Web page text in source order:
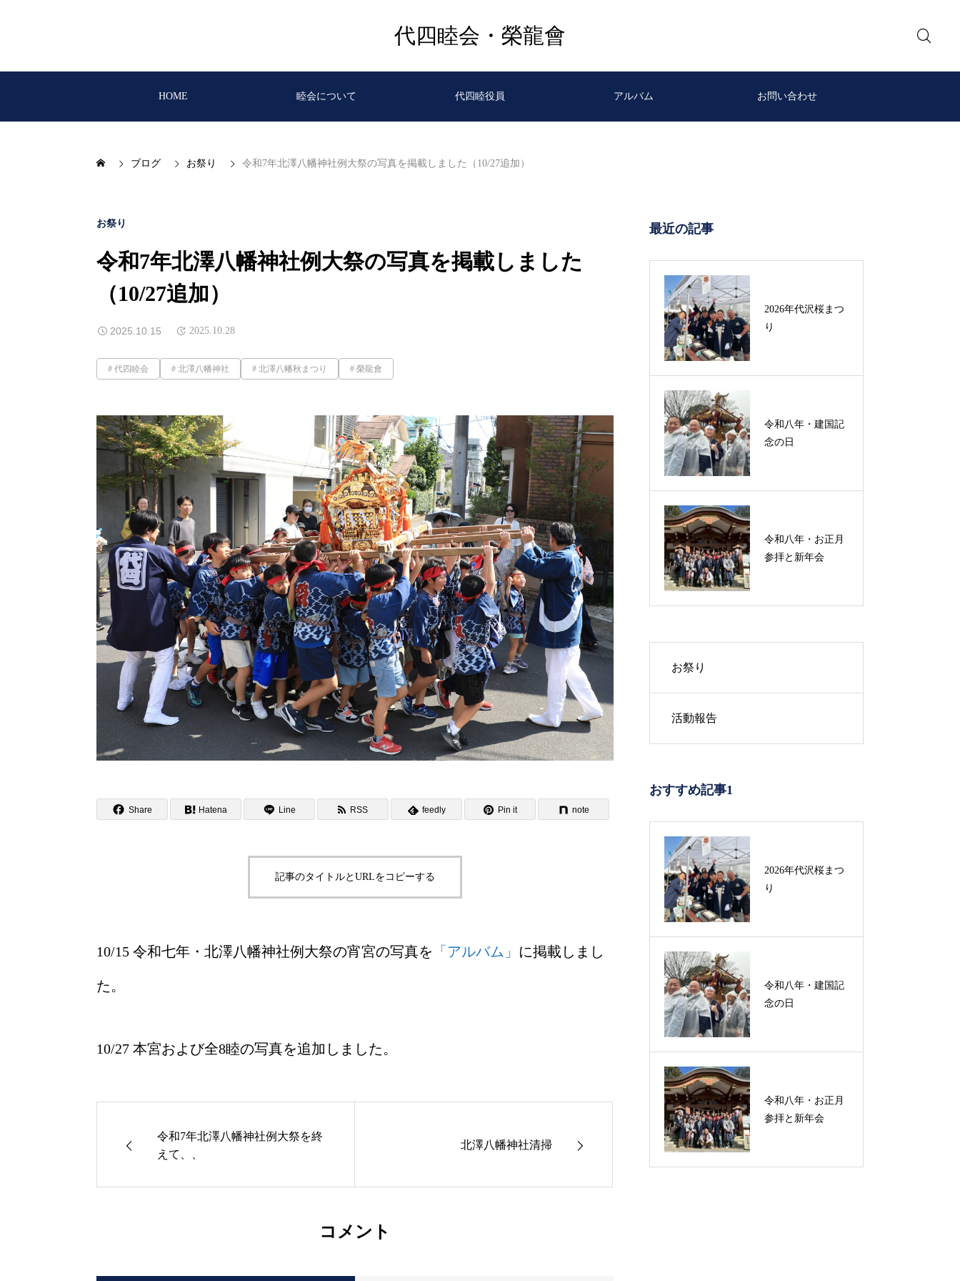
代四睦会・榮龍會
HOME 睦会について 代四睦役員 アルバム お問い合わせ
ブログ お祭り 令和7年北澤八幡神社例大祭の写真を掲載しました（10/27追加）
お祭り
令和7年北澤八幡神社例大祭の写真を掲載しました
（10/27追加）
2025.10.15 2025.10.28
代四睦会 北澤八幡神社 北澤八幡秋まつり 榮龍會
Share Hatena Line RSS feedly Pin it note
記事のタイトルとURLをコピーする
10/15 令和七年・北澤八幡神社例大祭の宵宮の写真を 「アルバム」 に掲載しまし
た。
10/27 本宮および全8睦の写真を追加しました。
令和7年北澤八幡神社例大祭を終
えて、、
北澤八幡神社清掃
コメント
最近の記事
2026年代沢桜まつ
り
令和八年・建国記
念の日
令和八年・お正月
参拝と新年会
お祭り
活動報告
おすすめ記事1
2026年代沢桜まつ
り
令和八年・建国記
念の日
令和八年・お正月
参拝と新年会